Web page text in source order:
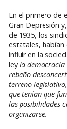
En el primero de
Gran Depresión
de 1935, los
estatales, habían
influir en la
ley la democracia
rebaño
terreno
que tenían que
las posibilidades
organizarse.